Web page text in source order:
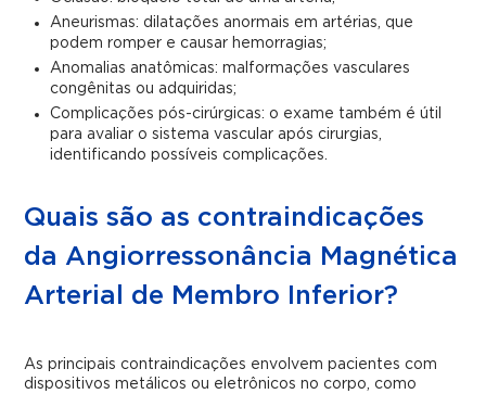
Aneurismas: dilatações anormais em artérias, que
podem romper e causar hemorragias;
Anomalias anatômicas: malformações vasculares
congênitas ou adquiridas;
Complicações pós-cirúrgicas: o exame também é útil
para avaliar o sistema vascular após cirurgias,
identificando possíveis complicações.
Quais são as contraindicações
da Angiorressonância Magnética
Arterial de Membro Inferior?
As principais contraindicações envolvem pacientes com
dispositivos metálicos ou eletrônicos no corpo, como